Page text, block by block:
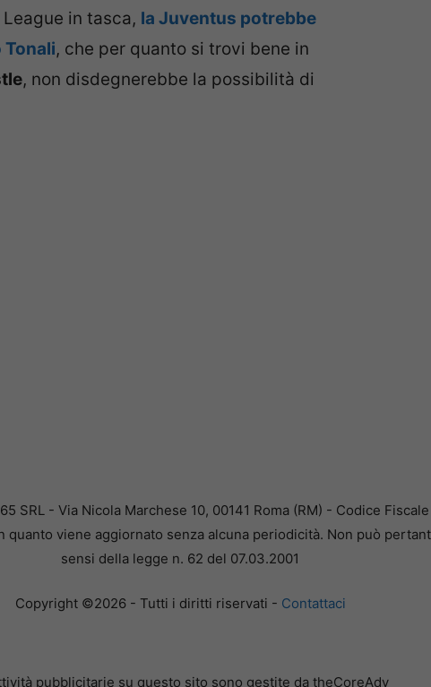
in tasca, la Juventus potrebbe
, che per quanto si trovi bene in
, non disdegnerebbe la possibilità di
SRL - Via Nicola Marchese 10, 00141 Roma (RM) - Codice
quanto viene aggiornato senza alcuna periodicità. Non può
sensi della legge n. 62 del 07.03.2001
Copyright ©2026 - Tutti i diritti riservati - Contattaci
pubblicitarie su questo sito sono gestite da theCoreAdv